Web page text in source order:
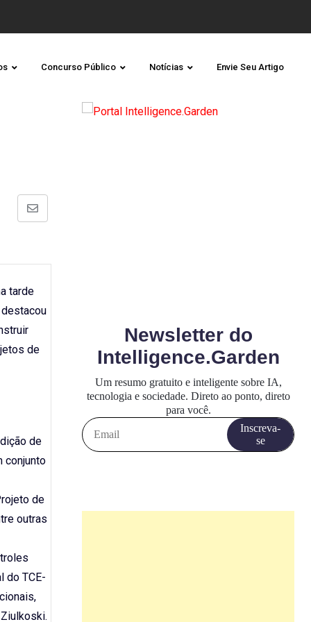
Concurso Público Notícias Envie Seu Artigo
Share
tarde
de
de
conjunto
de
outras
do TCE-